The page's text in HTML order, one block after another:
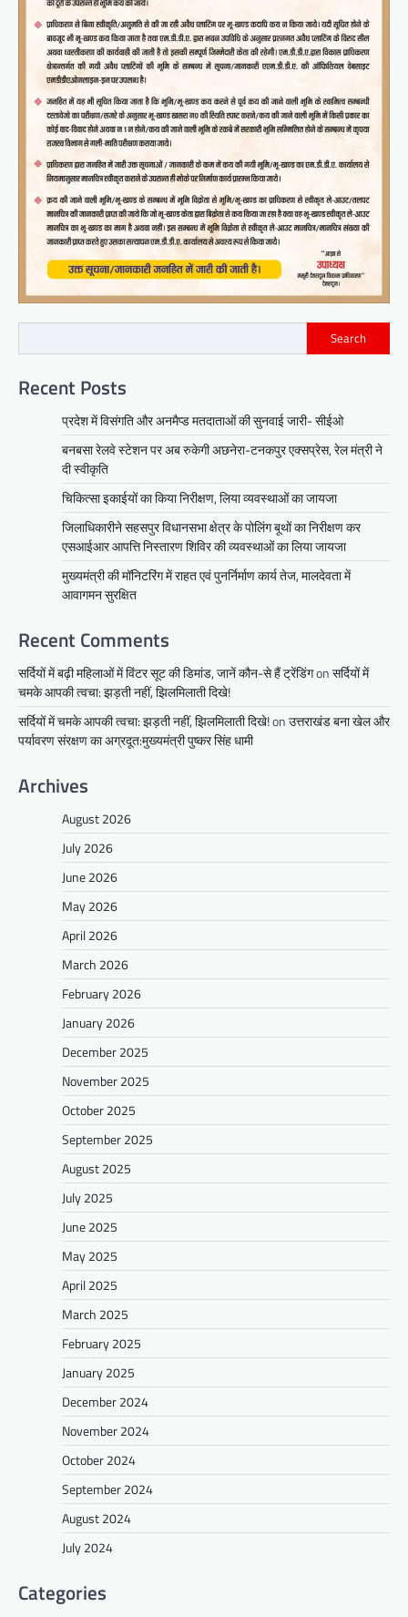
Search
Recent Posts
प्रदेश में विसंगति और अनमैप्ड मतदाताओं की सुनवाई जारी- सीईओ
बनबसा रेलवे स्टेशन पर अब रुकेगी अछनेरा-टनकपुर एक्सप्रेस, रेल मंत्री ने
दी स्वीकृति
चिकित्सा इकाईयों का किया निरीक्षण, लिया व्यवस्थाओं का जायजा
जिलाधिकारीने सहसपुर विधानसभा क्षेत्र के पोलिंग बूथों का निरीक्षण कर
एसआईआर आपत्ति निस्तारण शिविर की व्यवस्थाओं का लिया जायजा
मुख्यमंत्री की मॉनिटरिंग में राहत एवं पुनर्निर्माण कार्य तेज, मालदेवता में
आवागमन सुरक्षित
Recent Comments
सर्दियों में बढ़ी महिलाओं में विंटर सूट की डिमांड, जानें कौन-से हैं ट्रेंडिंगonसर्दियों में
चमके आपकी त्वचा: झड़ती नहीं, झिलमिलाती दिखे!
सर्दियों में चमके आपकी त्वचा: झड़ती नहीं, झिलमिलाती दिखे!onउत्तराखंड बना खेल और
पर्यावरण संरक्षण का अग्रदूत:मुख्यमंत्री पुष्कर सिंह धामी
Archives
August 2026
July 2026
June 2026
May 2026
April 2026
March 2026
February 2026
January 2026
December 2025
November 2025
October 2025
September 2025
August 2025
July 2025
June 2025
May 2025
April 2025
March 2025
February 2025
January 2025
December 2024
November 2024
October 2024
September 2024
August 2024
July 2024
Categories